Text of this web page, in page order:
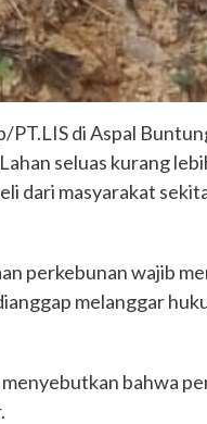
di Aspal
seluas kurang
dari masyarakat
wajib
melanggar
bahwa